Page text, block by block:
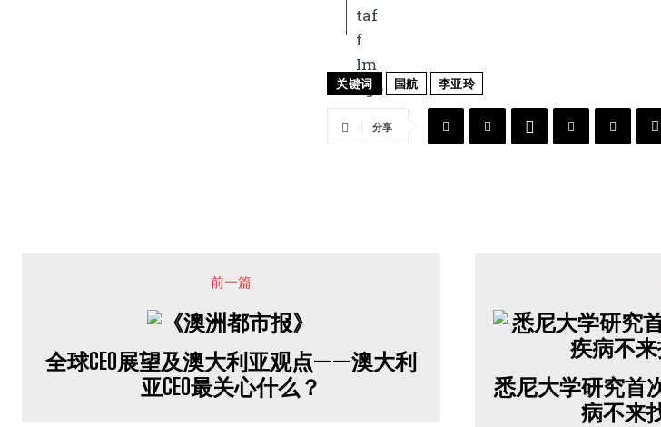
关键词 国航 李亚玲
分享
前一篇
全球CEO展望及澳大利亚观点——澳大利
亚CEO最关心什么？
悉尼大学研究首
病不来